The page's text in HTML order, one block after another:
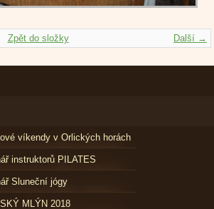
Další →
Zpět do složky
víkendy v Orlických horách
instruktorů PILATES
Sluneční jógy
MLÝN 2018